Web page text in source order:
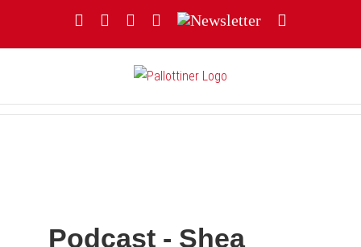
FacebookYouTubeInstagram
Threads
Newsletter
Podcast - Shea